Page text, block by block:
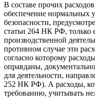
В составе прочих
обеспечение нормальных
безопасности,
статьи 264 НК РФ, только
производственной
противном случае эти
согласно которому
оправданы,
для деятельности,
252 НК РФ). А расходы,
требованию, учитывать